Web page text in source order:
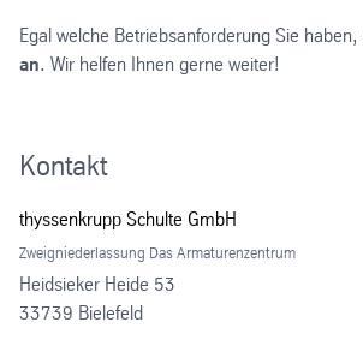
Egal welche Betriebsanforderung Sie haben,
an. Wir helfen Ihnen gerne weiter!
Kontakt
thyssenkrupp Schulte GmbH
Zweigniederlassung Das Armaturenzentrum
Heidsieker Heide 53
33739 Bielefeld